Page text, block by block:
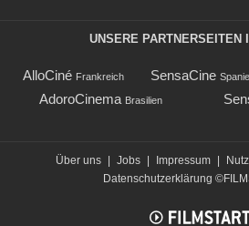
UNSERE PARTNERSEITEN
AlloCiné Frankreich SensaCine
AdoroCinema Brasilien
Über uns Jobs Impressum
Datenschutzerklärung